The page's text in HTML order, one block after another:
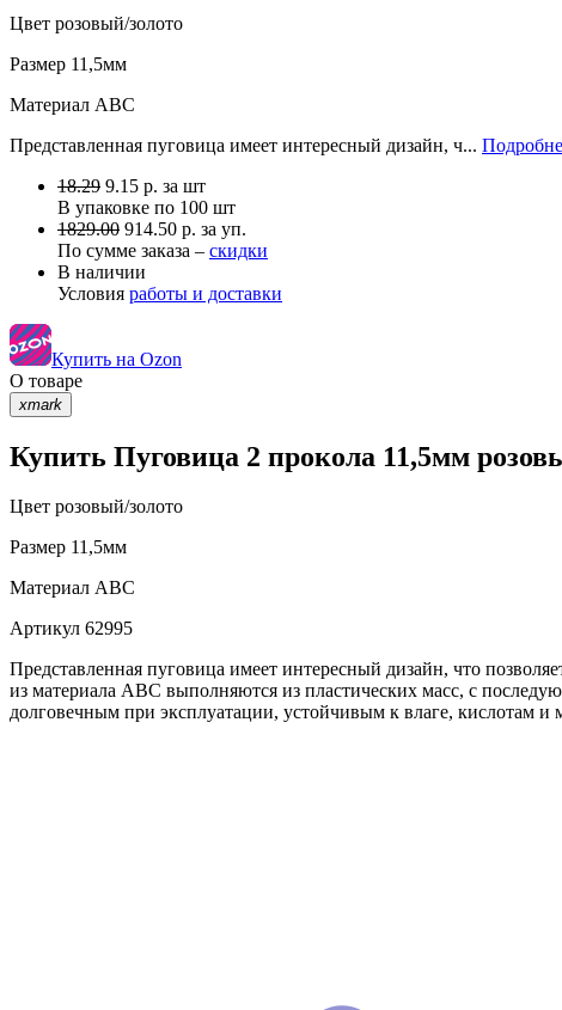
Цвет розовый/золото
Размер 11,5мм
Материал АВС
Представленная пуговица имеет интересный дизайн, ч...
18.29 9.15 р. за шт
В упаковке по 100 шт
1829.00 914.50 р. за уп.
По сумме заказа – скидки
В наличии
Условия работы и доставки
Купить на Ozon
О товаре
xmark
Купить Пуговица 2 прокола 11,5мм
Цвет розовый/золото
Размер 11,5мм
Материал АВС
Артикул 62995
Представленная пуговица имеет интересный дизайн, что
из материала АВС выполняются из пластических масс, с
долговечным при эксплуатации, устойчивым к влаге, кислотам и